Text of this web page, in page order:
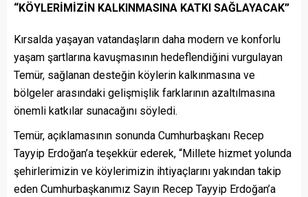
“KÖYLERİMİZİN KALKINMASINA KATKI SAĞLAYACAK”
Kırsalda yaşayan vatandaşların daha modern ve konforlu
yaşam şartlarına kavuşmasının hedeflendiğini vurgulayan
Temür, sağlanan desteğin köylerin kalkınmasına ve
bölgeler arasındaki gelişmişlik farklarının azaltılmasına
önemli katkılar sunacağını söyledi.
Temür, açıklamasının sonunda Cumhurbaşkanı Recep
Tayyip Erdoğan’a teşekkür ederek, “Millete hizmet yolunda
şehirlerimizin ve köylerimizin ihtiyaçlarını yakından takip
eden Cumhurbaşkanımız Sayın Recep Tayyip Erdoğan’a